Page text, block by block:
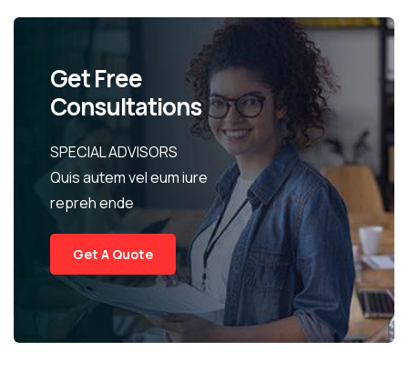
Get Free
Consultations
SPECIAL ADVISORS
Quis autem vel eum iure
repreh ende
Get A Quote